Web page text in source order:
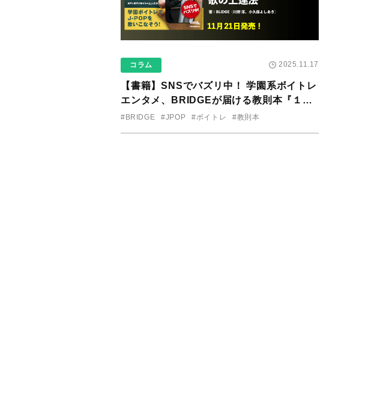
コラム 2025.11.17
【書籍】SNSでバズリ中！ 学園系ボイトレ
エンタメ、BRIDGEが届ける教則本『１分
で攻略！ ボイスタイプ別で挑む歌の上達
#BRIDGE #JPOP #ボイトレ #教則本